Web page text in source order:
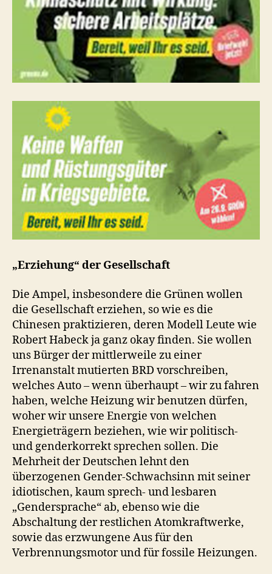
„Erziehung“ der Gesellschaft
Die Ampel, insbesondere die Grünen wollen
die Gesellschaft erziehen, so wie es die
Chinesen praktizieren, deren Modell Leute wie
Robert Habeck ja ganz okay finden. Sie wollen
uns Bürger der mittlerweile zu einer
Irrenanstalt mutierten BRD vorschreiben,
welches Auto – wenn überhaupt – wir zu fahren
haben, welche Heizung wir benutzen dürfen,
woher wir unsere Energie von welchen
Energieträgern beziehen, wie wir politisch-
und genderkorrekt sprechen sollen. Die
Mehrheit der Deutschen lehnt den
überzogenen Gender-Schwachsinn mit seiner
idiotischen, kaum sprech- und lesbaren
„Gendersprache“ ab, ebenso wie die
Abschaltung der restlichen Atomkraftwerke,
sowie das erzwungene Aus für den
Verbrennungsmotor und für fossile Heizungen.